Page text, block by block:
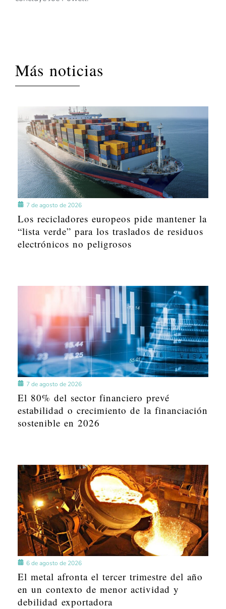
Más noticias
7 de agosto de 2026
Los recicladores europeos pide mantener la
“lista verde” para los traslados de residuos
electrónicos no peligrosos
7 de agosto de 2026
El 80% del sector financiero prevé
estabilidad o crecimiento de la financiación
sostenible en 2026
6 de agosto de 2026
El metal afronta el tercer trimestre del año
en un contexto de menor actividad y
debilidad exportadora